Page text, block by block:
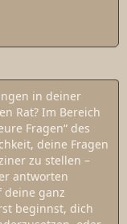
in deiner
Rat? Im Bereich
Fragen“ des
deine Fragen
zu stellen –
antworten
deine ganz
beginnst, dich